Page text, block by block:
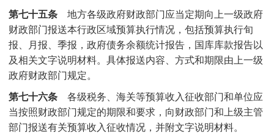
第七十五条地方各级政府财政部门应当定期向上一级政府
财政部门报送本行政区域预算执行情况，包括预算执行旬
报、月报、季报，政府债务余额统计报告，国库库款报告以
及相关文字说明材料。具体报送内容、方式和期限由上一级
政府财政部门规定。
第七十六条各级税务、海关等预算收入征收部门和单位应
当按照财政部门规定的期限和要求，向财政部门和上级主管
部门报送有关预算收入征收情况，并附文字说明材料。